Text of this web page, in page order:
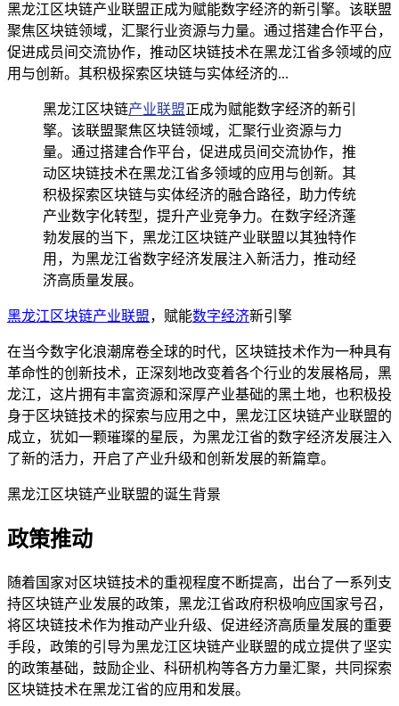
黑龙江区块链产业联盟正成为赋能数字经济的新引擎。该联盟
聚焦区块链领域，汇聚行业资源与力量。通过搭建合作平台，
促进成员间交流协作，推动区块链技术在黑龙江省多领域的应
用与创新。其积极探索区块链与实体经济的...
黑龙江区块链产业联盟正成为赋能数字经济的新引
擎。该联盟聚焦区块链领域，汇聚行业资源与力
量。通过搭建合作平台，促进成员间交流协作，推
动区块链技术在黑龙江省多领域的应用与创新。其
积极探索区块链与实体经济的融合路径，助力传统
产业数字化转型，提升产业竞争力。在数字经济蓬
勃发展的当下，黑龙江区块链产业联盟以其独特作
用，为黑龙江省数字经济发展注入新活力，推动经
济高质量发展。
黑龙江区块链产业联盟，赋能数字经济新引擎
在当今数字化浪潮席卷全球的时代，区块链技术作为一种具有
革命性的创新技术，正深刻地改变着各个行业的发展格局，黑
龙江，这片拥有丰富资源和深厚产业基础的黑土地，也积极投
身于区块链技术的探索与应用之中，黑龙江区块链产业联盟的
成立，犹如一颗璀璨的星辰，为黑龙江省的数字经济发展注入
了新的活力，开启了产业升级和创新发展的新篇章。
黑龙江区块链产业联盟的诞生背景
政策推动
随着国家对区块链技术的重视程度不断提高，出台了一系列支
持区块链产业发展的政策，黑龙江省政府积极响应国家号召，
将区块链技术作为推动产业升级、促进经济高质量发展的重要
手段，政策的引导为黑龙江区块链产业联盟的成立提供了坚实
的政策基础，鼓励企业、科研机构等各方力量汇聚，共同探索
区块链技术在黑龙江省的应用和发展。